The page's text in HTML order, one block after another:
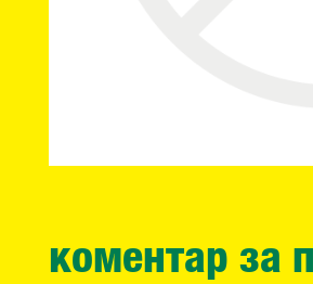
коментар за